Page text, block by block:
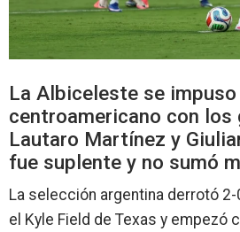
La Albiceleste se
centroamericano con los
Lautaro Martínez y
fue suplente y no sumó
La selección argentina derrotó 2-
el Kyle Field de Texas y empezó